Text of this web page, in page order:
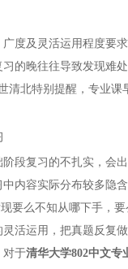
度及灵活运用程度要
的晚往往导致发现难
清北特别提醒，专业课
段复习的不扎实，会
内容实际分布较多隐
要么不知从哪下手，
活运用，把真题反复
对于清华大学802中文专